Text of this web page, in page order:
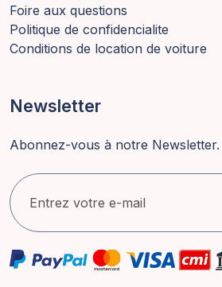
Foire aux questions
Politique de confidencialite
Conditions de location de voiture
Newsletter
Abonnez-vous à notre Newsletter.